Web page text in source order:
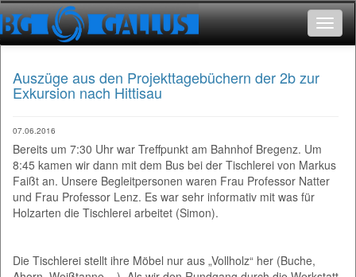
Toggle
Auszüge aus den Projekttagebüchern der 2b zur
Exkursion nach Hittisau
07.06.2016
Bereits um 7:30 Uhr war Treffpunkt am Bahnhof Bregenz. Um
8:45 kamen wir dann mit dem Bus bei der Tischlerei von Markus
Faißt an. Unsere Begleitpersonen waren Frau Professor Natter
und Frau Professor Lenz. Es war sehr informativ mit was für
Holzarten die Tischlerei arbeitet (Simon).
Die Tischlerei stellt ihre Möbel nur aus „Vollholz“ her (Buche,